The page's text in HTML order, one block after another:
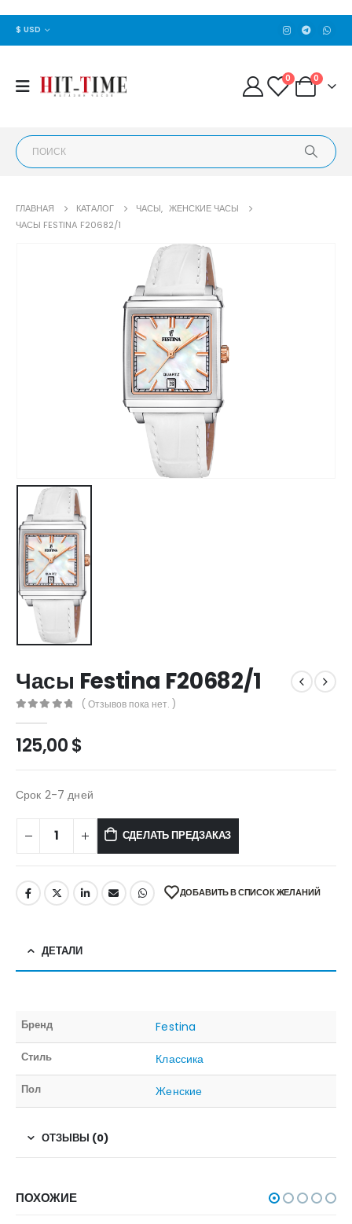
$ USD
0 0
ГЛАВНАЯ КАТАЛОГ ЧАСЫ, ЖЕНСКИЕ ЧАСЫ
ЧАСЫ FESTINA F20682/1
Часы Festina F20682/1
( Отзывов пока нет. )
125,00$
Срок 2-7 дней
СДЕЛАТЬ ПРЕДЗАКАЗ
ДОБАВИТЬ В СПИСОК ЖЕЛАНИЙ
ДЕТАЛИ
Бренд Festina
Стиль Классика
Пол Женские
ОТЗЫВЫ (0)
ПОХОЖИЕ